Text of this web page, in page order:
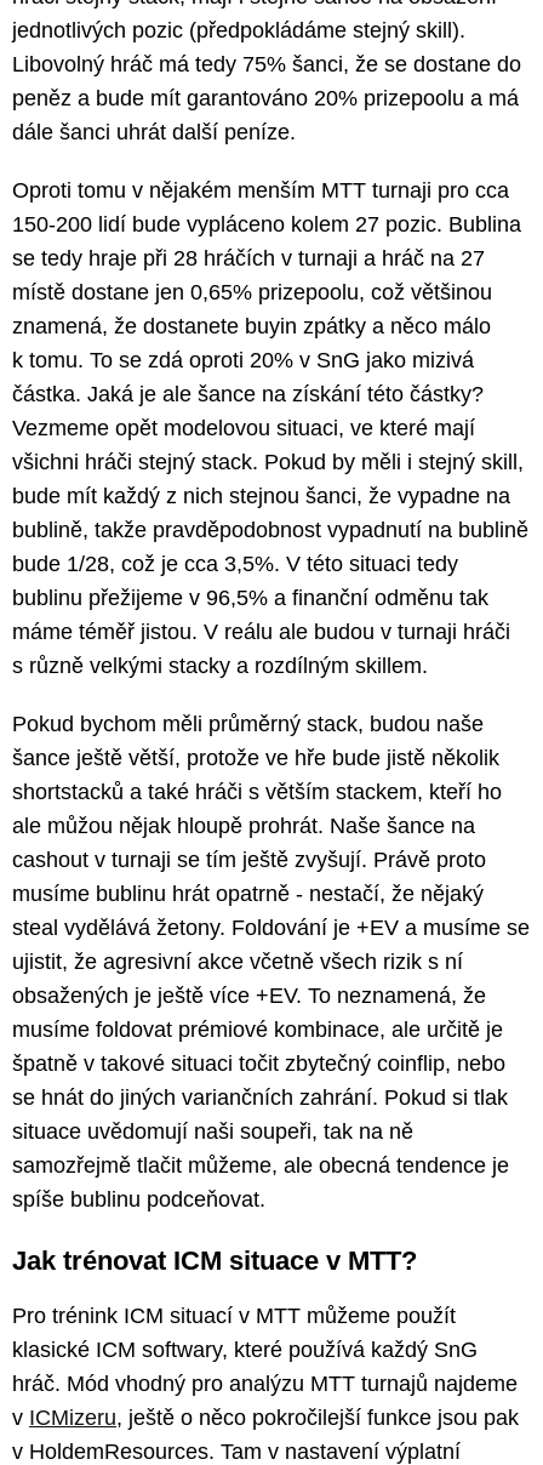
jednotlivých pozic (předpokládáme stejný skill).
Libovolný hráč má tedy 75% šanci, že se dostane do
peněz a bude mít garantováno 20% prizepoolu a má
dále šanci uhrát další peníze.
Oproti tomu v nějakém menším MTT turnaji pro cca
150-200 lidí bude vypláceno kolem 27 pozic. Bublina
se tedy hraje při 28 hráčích v turnaji a hráč na 27
místě dostane jen 0,65% prizepoolu, což většinou
znamená, že dostanete buyin zpátky a něco málo
k tomu. To se zdá oproti 20% v SnG jako mizivá
částka. Jaká je ale šance na získání této částky?
Vezmeme opět modelovou situaci, ve které mají
všichni hráči stejný stack. Pokud by měli i stejný skill,
bude mít každý z nich stejnou šanci, že vypadne na
bublině, takže pravděpodobnost vypadnutí na bublině
bude 1/28, což je cca 3,5%. V této situaci tedy
bublinu přežijeme v 96,5% a finanční odměnu tak
máme téměř jistou. V reálu ale budou v turnaji hráči
s různě velkými stacky a rozdílným skillem.
Pokud bychom měli průměrný stack, budou naše
šance ještě větší, protože ve hře bude jistě několik
shortstacků a také hráči s větším stackem, kteří ho
ale můžou nějak hloupě prohrát. Naše šance na
cashout v turnaji se tím ještě zvyšují. Právě proto
musíme bublinu hrát opatrně - nestačí, že nějaký
steal vydělává žetony. Foldování je +EV a musíme se
ujistit, že agresivní akce včetně všech rizik s ní
obsažených je ještě více +EV. To neznamená, že
musíme foldovat prémiové kombinace, ale určitě je
špatně v takové situaci točit zbytečný coinflip, nebo
se hnát do jiných variančních zahrání. Pokud si tlak
situace uvědomují naši soupeři, tak na ně
samozřejmě tlačit můžeme, ale obecná tendence je
spíše bublinu podceňovat.
Jak trénovat ICM situace v MTT?
Pro trénink ICM situací v MTT můžeme použít
klasické ICM softwary, které používá každý SnG
hráč. Mód vhodný pro analýzu MTT turnajů najdeme
v ICMizeru, ještě o něco pokročilejší funkce jsou pak
v HoldemResources. Tam v nastavení výplatní